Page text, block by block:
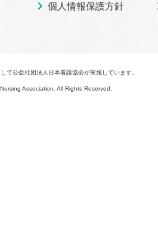
個人情報保護方針
て公益社団法人日本看護協会が実施しています。
Association. All Rights Reserved.